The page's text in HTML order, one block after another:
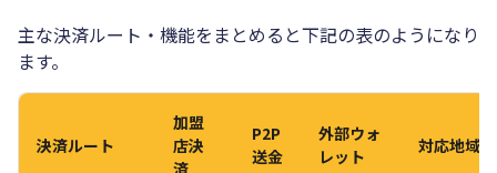
主な決済ルート・機能をまとめると下記の表のようになり
ます。
決済ルート
加盟
店決
済
P2P
送金
外部ウォ
レット
対応地域